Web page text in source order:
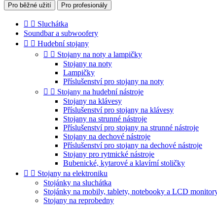
Pro běžné užití Pro profesionály
  Sluchátka
Soundbar a subwoofery
  Hudební stojany
  Stojany na noty a lampičky
Stojany na noty
Lampičky
Příslušenství pro stojany na noty
  Stojany na hudební nástroje
Stojany na klávesy
Příslušenství pro stojany na klávesy
Stojany na strunné nástroje
Příslušenství pro stojany na strunné nástroje
Stojany na dechové nástroje
Příslušenství pro stojany na dechové nástroje
Stojany pro rytmické nástroje
Bubenické, kytarové a klavírní stoličky
  Stojany na elektroniku
Stojánky na sluchátka
Stojánky na mobily, tablety, notebooky a LCD
Stojany na reprobedny